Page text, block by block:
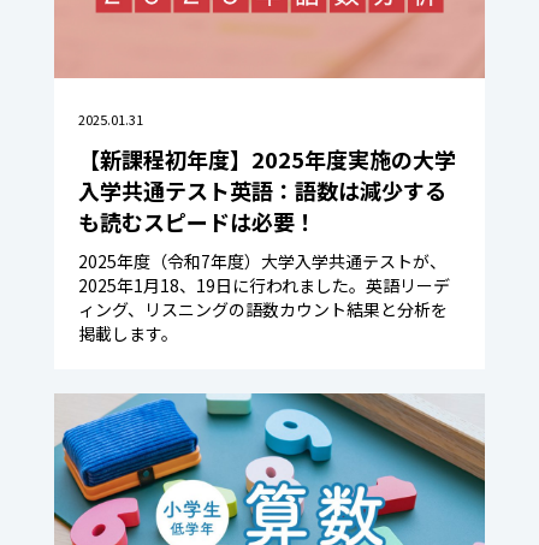
2025.01.31
【新課程初年度】2025年度実施の大学
入学共通テスト英語：語数は減少する
も読むスピードは必要！
2025年度（令和7年度）大学入学共通テストが、
2025年1月18、19日に行われました。英語リーデ
ィング、リスニングの語数カウント結果と分析を
掲載します。